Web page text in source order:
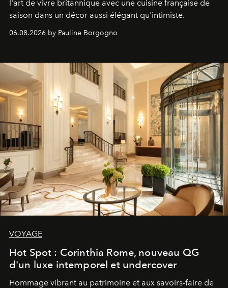
l'art de vivre britannique avec une cuisine française de
saison dans un décor aussi élégant qu'intimiste.
06.08.2026 by Pauline Borgogno
VOYAGE
Hot Spot : Corinthia Rome, nouveau QG
d'un luxe intemporel et undercover
Hommage vibrant au patrimoine et aux savoirs-faire de